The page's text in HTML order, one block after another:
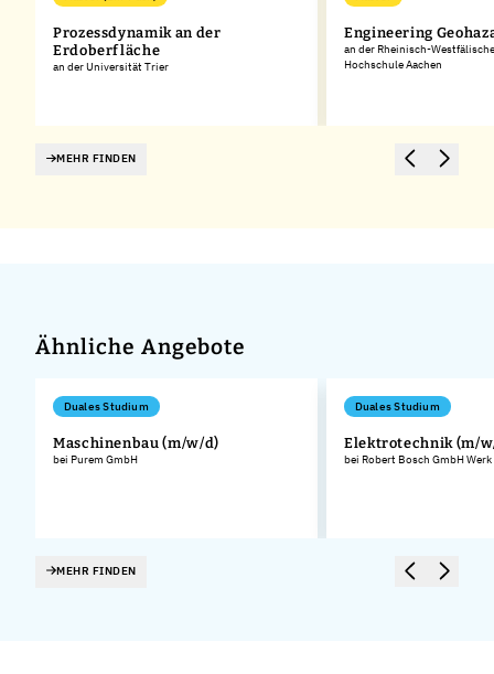
Prozessdynamik an der
Erdoberfläche
an der Universität Trier
Engineering
an der Rheinisch-
Hochschule Aachen
MEHR FINDEN
Ähnliche Angebote
Duales Studium
Maschinenbau (m/w/d)
bei Purem GmbH
Duales Studium
Elektrotechnik (m/
bei Robert Bosch GmbH
MEHR FINDEN